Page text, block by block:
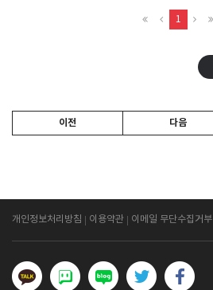
1
이전 다음
개인정보처리방침 이용약관 이메일 무단수집거부